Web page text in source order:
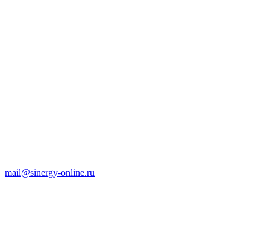
mail@sinergy-online.ru